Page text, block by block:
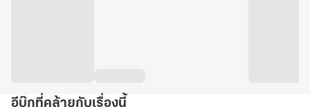
อีบุ๊กที่คล้ายกับเรื่องนี้